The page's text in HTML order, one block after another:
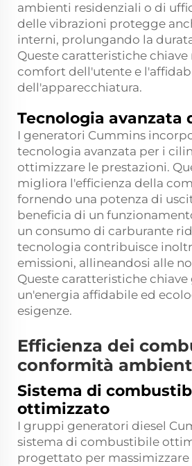
ambienti residenziali o di
delle vibrazioni protegge
interni, prolungando la
Queste caratteristiche
comfort dell'utente e
dell'apparecchiatura.
Tecnologia avanzata
I generatori Cummins
tecnologia avanzata per i
ottimizzare le prestazioni.
migliora l'efficienza della
fornendo una potenza di
beneficia di un
un consumo di carburante
tecnologia contribuisce
emissioni, allineandosi alle
Queste caratteristiche
un'energia affidabile ed
esigenze.
Efficienza dei
conformità
Sistema di
ottimizzato
I gruppi generatori diesel
sistema di combustibile
progettato per massimizzare